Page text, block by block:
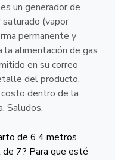
un generador de
saturado (vapor
permanente y
la alimentación de gas
en su correo
del producto.
dentro de la
Saludos.
de 6.4 metros
7? Para que esté